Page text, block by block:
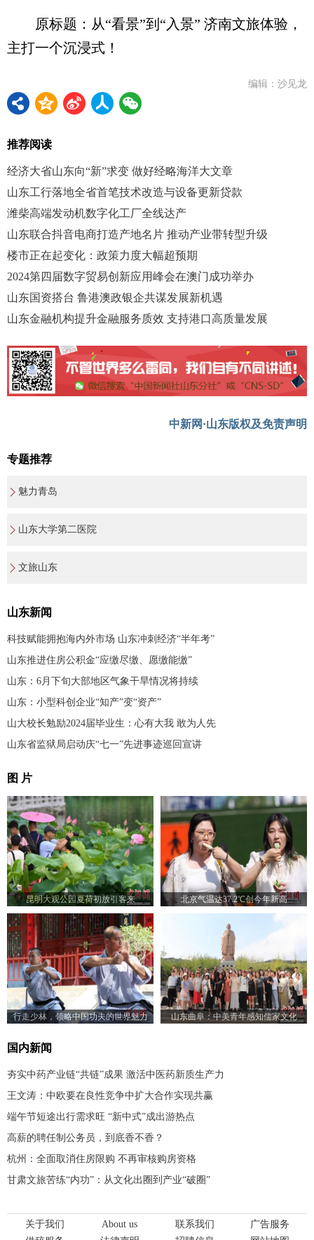
原标题：从“看景”到“入景” 济南文旅体验，
主打一个沉浸式！
编辑：沙见龙
推荐阅读
经济大省山东向“新”求变 做好经略海洋大文章
山东工行落地全省首笔技术改造与设备更新贷款
潍柴高端发动机数字化工厂全线达产
山东联合抖音电商打造产地名片 推动产业带转型升级
楼市正在起变化：政策力度大幅超预期
2024第四届数字贸易创新应用峰会在澳门成功举办
山东国资搭台 鲁港澳政银企共谋发展新机遇
山东金融机构提升金融服务质效 支持港口高质量发展
中新网·山东版权及免责声明
专题推荐
魅力青岛
山东大学第二医院
文旅山东
山东新闻
科技赋能拥抱海内外市场 山东冲刺经济“半年考”
山东推进住房公积金“应缴尽缴、愿缴能缴”
山东：6月下旬大部地区气象干旱情况将持续
山东：小型科创企业“知产”变“资产”
山大校长勉励2024届毕业生：心有大我 敢为人先
山东省监狱局启动庆“七一”先进事迹巡回宣讲
图 片
昆明大观公园夏荷初放引客来 北京气温达37.2℃创今年新高
行走少林，领略中国功夫的世界魅力 山东曲阜：中美青年感知儒家文化
国内新闻
夯实中药产业链“共链”成果 激活中医药新质生产力
王文涛：中欧要在良性竞争中扩大合作实现共赢
端午节短途出行需求旺 “新中式”成出游热点
高薪的聘任制公务员，到底香不香？
杭州：全面取消住房限购 不再审核购房资格
甘肃文旅苦练“内功”：从文化出圈到产业“破圈”
关于我们 About us 联系我们
广告服务